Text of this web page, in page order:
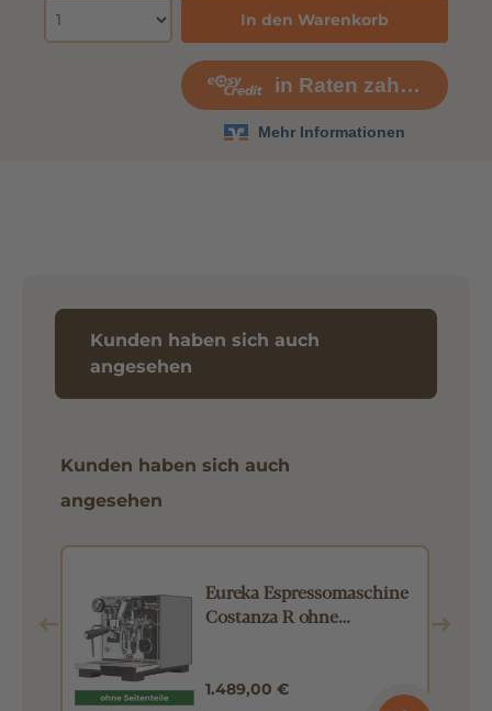
In den Warenkorb
Kunden haben sich auch
angesehen
Kunden haben sich auch
angesehen
Eureka Espressomaschine
Costanza R ohne
1.489,00 €